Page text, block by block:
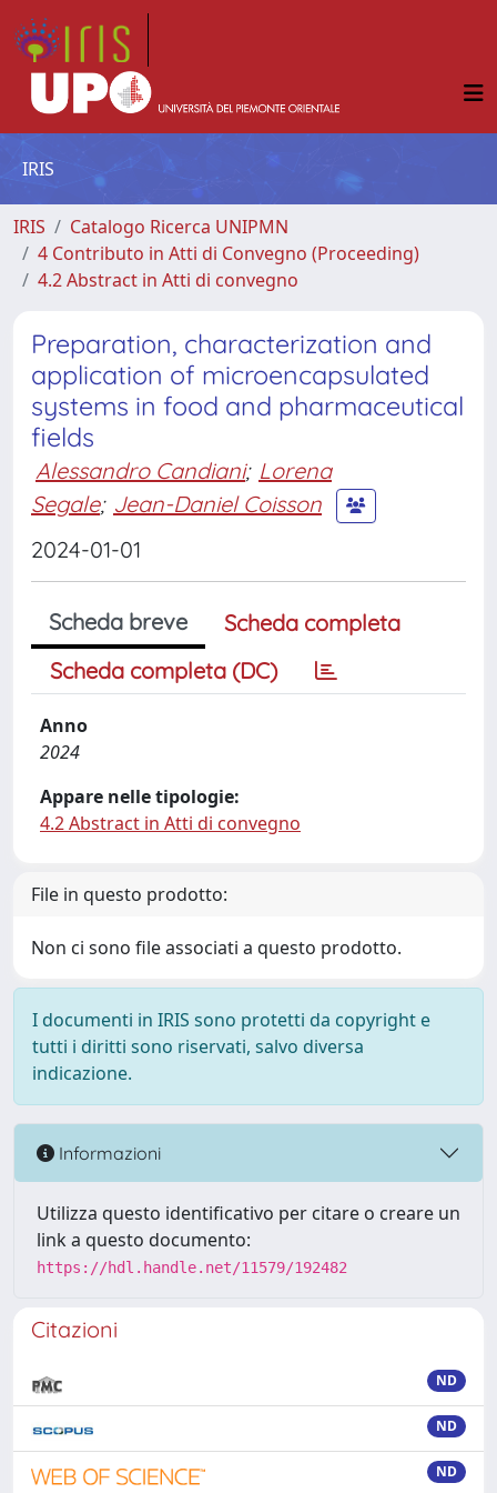
IRIS
IRIS
Catalogo Ricerca UNIPMN
4 Contributo in Atti di Convegno (Proceeding)
4.2 Abstract in Atti di convegno
Preparation, characterization and
application of microencapsulated
systems in food and pharmaceutical
fields
Alessandro Candiani; Lorena
Segale; Jean-Daniel Coisson
2024-01-01
Scheda breve
Scheda completa
Scheda completa (DC)
Anno
2024
Appare nelle tipologie:
4.2 Abstract in Atti di convegno
File in questo prodotto:
Non ci sono file associati a questo prodotto.
I documenti in IRIS sono protetti da copyright e
tutti i diritti sono riservati, salvo diversa
indicazione.
Informazioni
Utilizza questo identificativo per citare o creare un
link a questo documento:
https://hdl.handle.net/11579/192482
Citazioni
ND
ND
ND